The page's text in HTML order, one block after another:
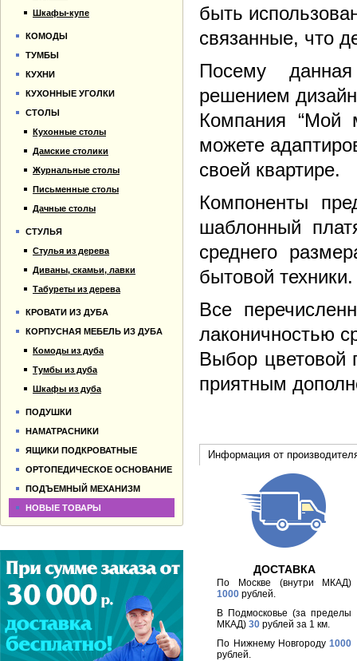
быть
связанные, что
Посему
решением
Компания “Мой
можете
своей квартире.
Компоненты
шаблонный
среднего
бытовой техники.
Все
лаконичностью
Выбор цветовой
приятным
Информация от
ДОСТАВКА
По Москве (внутри МКАД)
1000 рублей.
В Подмосковье (за пределы
МКАД)30 рублей за 1 км.
По Нижнему Новгороду1000
рублей.
Шкафы-купе
КОМОДЫ
ТУМБЫ
КУХНИ
КУХОННЫЕ УГОЛКИ
СТОЛЫ
Кухонные столы
Дамские столики
Журнальные столы
Письменные столы
Дачные столы
СТУЛЬЯ
Стулья из дерева
Диваны, скамьи, лавки
Табуреты из дерева
КРОВАТИ ИЗ ДУБА
КОРПУСНАЯ МЕБЕЛЬ ИЗ ДУБА
Комоды из дуба
Тумбы из дуба
Шкафы из дуба
ПОДУШКИ
НАМАТРАСНИКИ
ЯЩИКИ ПОДКРОВАТНЫЕ
ОРТОПЕДИЧЕСКОЕ ОСНОВАНИЕ
ПОДЪЕМНЫЙ МЕХАНИЗМ
НОВЫЕ ТОВАРЫ